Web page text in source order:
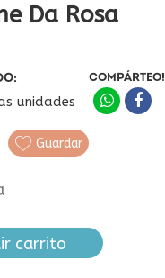
Da Rosa
unidades
COMPÁRTEO!
Guardar
carrito